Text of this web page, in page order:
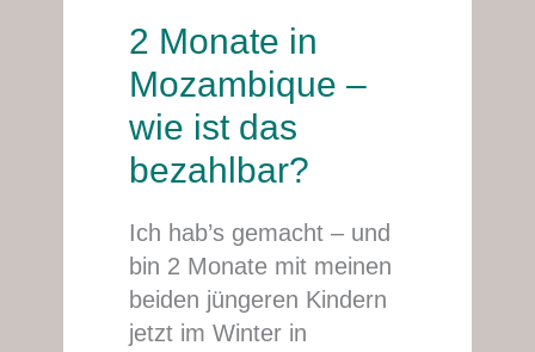
2 Monate in
Mozambique –
wie ist das
bezahlbar?
Ich hab’s gemacht – und
bin 2 Monate mit meinen
beiden jüngeren Kindern
jetzt im Winter in
2
Monate
in
Mozambique
–
ist
das
bezahlbar?